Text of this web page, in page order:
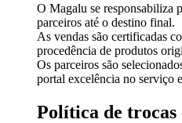
O Magalu se responsabiliza
parceiros até o destino final.
As vendas são certificadas
procedência de produtos
Os parceiros são
portal excelência no serviço
Política de trocas